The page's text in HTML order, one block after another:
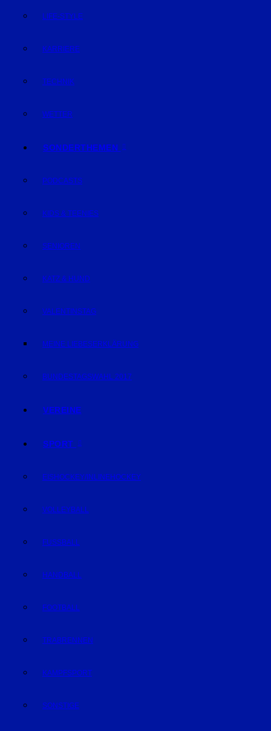
LIFE-STYLE
KARRIERE
TECHNIK
WETTER
SONDERTHEMEN
PODCASTS
KIDS & TEENIES
SENIOREN
KATZ & HUND
VALENTINSTAG
MEINE LIEBESERKLÄRUNG
BUNDESTAGSWAHL 2017
VEREINE
SPORT
EISHOCKEY/INLINEHOCKEY
VOLLEYBALL
FUSSBALL
HANDBALL
FOOTBALL
TRABRENNEN
KAMPFSPORT
SONSTIGE